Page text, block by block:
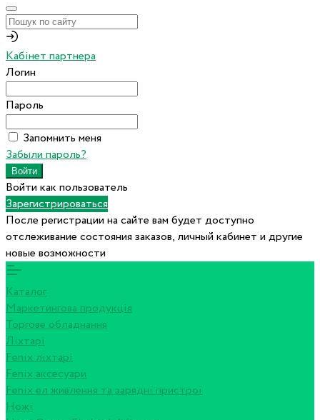
Кабінет партнера
Логин
Пароль
Запомнить меня
Забыли пароль?
Войти как пользователь
Зарегистрироваться
После регистрации на сайте вам будет доступно
отслеживание состояния заказов, личный кабинет и другие
новые возможности
Каталог
Маркетингова продукція
Торгове обладнання
Ліхтарі
Fenix ліхтарі
Fenix аксесуари
Fenix ел живлення та зарядні пристрої
Ножі